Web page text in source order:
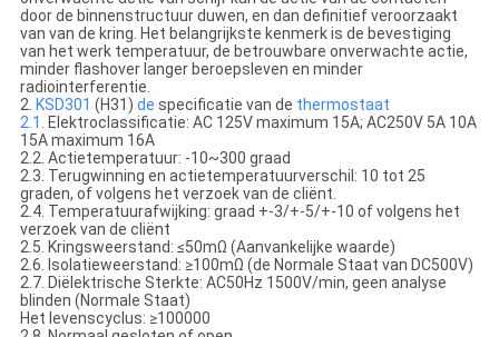
door de binnenstructuur duwen, en dan definitief veroorzaakt
van van de kring. Het belangrijkste kenmerk is de bevestiging
van het werk temperatuur, de betrouwbare onverwachte actie,
minder flashover langer beroepsleven en minder
radiointerferentie.
2. KSD301 (H31) de specificatie van de thermostaat
2.1. Elektroclassificatie: AC 125V maximum 15A; AC250V 5A 10A
15A maximum 16A
2.2. Actietemperatuur: -10~300 graad
2.3. Terugwinning en actietemperatuurverschil: 10 tot 25
graden, of volgens het verzoek van de cliënt.
2.4. Temperatuurafwijking: graad +-3/+-5/+-10 of volgens het
verzoek van de cliënt
2.5. Kringsweerstand: ≤50mΩ (Aanvankelijke waarde)
2.6. Isolatieweerstand: ≥100mΩ (de Normale Staat van DC500V)
2.7. Diëlektrische Sterkte: AC50Hz 1500V/min, geen analyse
blinden (Normale Staat)
Het levenscyclus: ≥100000